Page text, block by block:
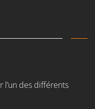
l’un des différents